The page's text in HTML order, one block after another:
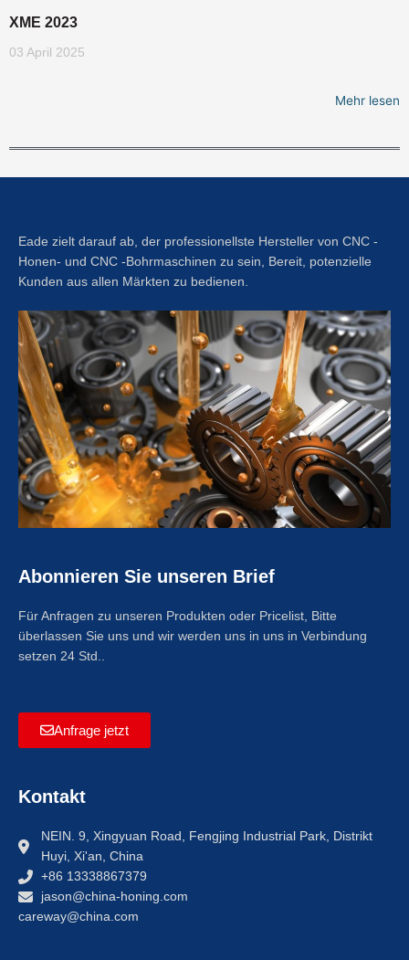
XME 2023
03 April 2025
Mehr lesen
Eade zielt darauf ab, der professionellste Hersteller von CNC -
Honen- und CNC -Bohrmaschinen zu sein, Bereit, potenzielle
Kunden aus allen Märkten zu bedienen.
Abonnieren Sie unseren Brief
Für Anfragen zu unseren Produkten oder Pricelist, Bitte
überlassen Sie uns und wir werden uns in uns in Verbindung
setzen 24 Std..
Anfrage jetzt
Kontakt
NEIN. 9, Xingyuan Road, Fengjing Industrial Park, Distrikt
Huyi, Xi'an, China
+86 13338867379
jason@china-honing.com
careway@china.com